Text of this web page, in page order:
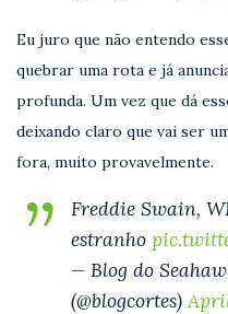
Eu juro que não entendo
quebrar uma rota e já
profunda. Um vez que dá
deixando claro que vai ser
fora, muito provavelmente.
Freddie Swain,
estranho
— Blog do
(@blogcortes)